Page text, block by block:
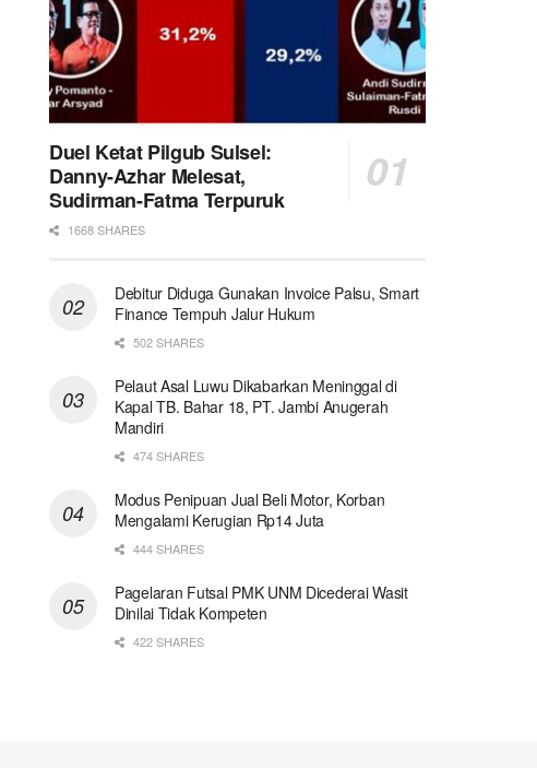
Duel Ketat Pilgub Sulsel:
Danny-Azhar Melesat,
Sudirman-Fatma Terpuruk
1668 SHARES
Debitur Diduga Gunakan Invoice Palsu, Smart
Finance Tempuh Jalur Hukum
502 SHARES
Pelaut Asal Luwu Dikabarkan Meninggal di
Kapal TB. Bahar 18, PT. Jambi Anugerah
Mandiri
474 SHARES
Modus Penipuan Jual Beli Motor, Korban
Mengalami Kerugian Rp14 Juta
444 SHARES
Pagelaran Futsal PMK UNM Dicederai Wasit
Dinilai Tidak Kompeten
422 SHARES